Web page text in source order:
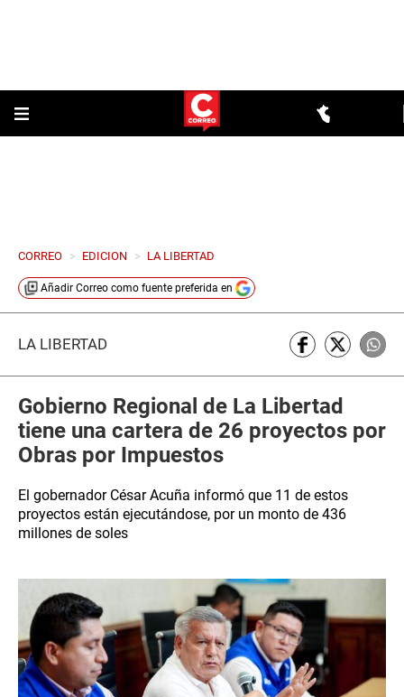
CORREO > EDICION > LA LIBERTAD
Añadir Correo como fuente preferida en
LA LIBERTAD
Gobierno Regional de La Libertad
tiene una cartera de 26 proyectos por
Obras por Impuestos
El gobernador César Acuña informó que 11 de estos
proyectos están ejecutándose, por un monto de 436
millones de soles